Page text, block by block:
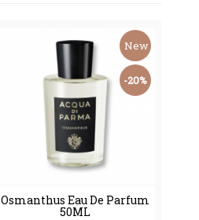
New
-20%
Osmanthus Eau De Parfum
50ML